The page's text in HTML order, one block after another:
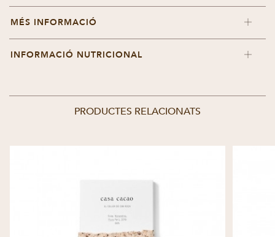
MÉS INFORMACIÓ
INFORMACIÓ NUTRICIONAL
PRODUCTES RELACIONATS